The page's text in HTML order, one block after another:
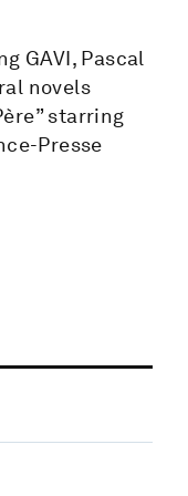
GAVI, Pascal
novels
starring
Presse